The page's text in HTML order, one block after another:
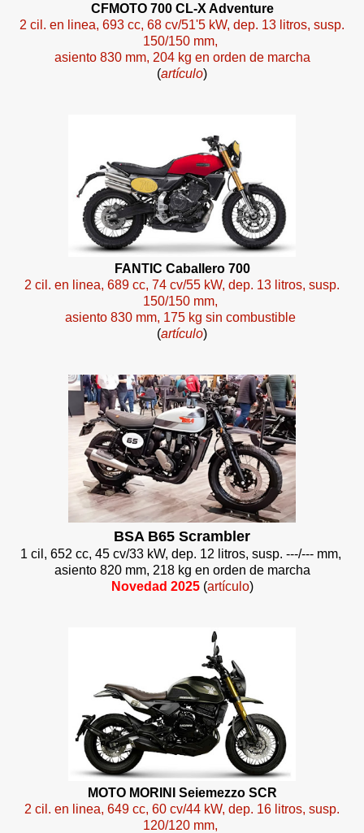
CFMOTO 700 CL-X Adventure
2 cil. en linea, 693 cc, 68 cv/51'5 kW, dep. 13 litros, susp.
150/150 mm,
asiento 830 mm, 204 kg en orden de marcha
(artículo)
FANTIC Caballero 700
2 cil. en linea, 689 cc, 74 cv/55 kW, dep. 13 litros, susp.
150/150 mm,
asiento 830 mm, 175 kg sin combustible
(artículo)
BSA B65 Scrambler
1 cil, 652 cc, 45 cv/33 kW, dep. 12 litros, susp. ---/--- mm,
asiento 820 mm, 218 kg en orden de marcha
Novedad 2025(artículo)
MOTO MORINI Seiemezzo SCR
2 cil. en linea, 649 cc, 60 cv/44 kW, dep. 16 litros, susp.
120/120 mm,